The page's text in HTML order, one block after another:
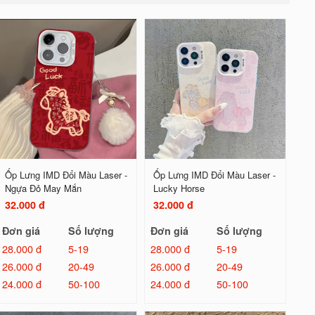
Ốp Lưng IMD Đổi Màu Laser -
Ngựa Đỏ May Mắn
32.000 đ
Đơn giá
Số lượng
28.000 đ
5-19
26.000 đ
20-49
24.000 đ
50-100
Ốp Lưng IMD Đổi Màu Laser -
Lucky Horse
32.000 đ
Đơn giá
Số lượng
28.000 đ
5-19
26.000 đ
20-49
24.000 đ
50-100